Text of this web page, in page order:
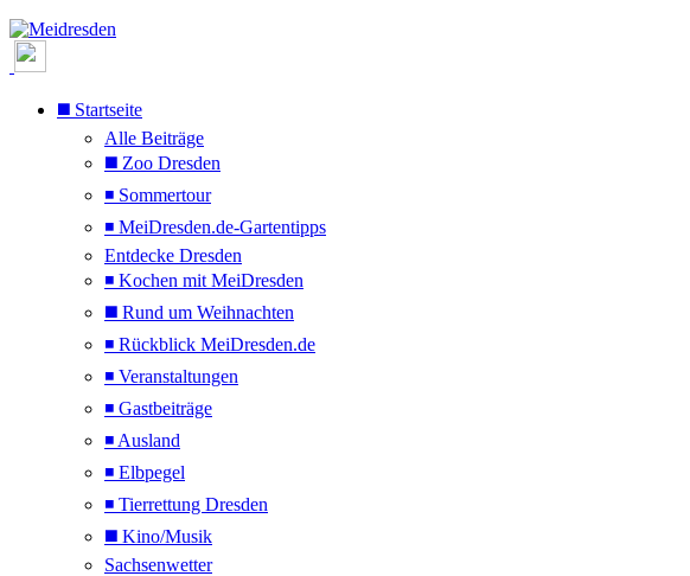
◼️ Startseite
Alle Beiträge
◼️ Zoo Dresden
◾ Sommertour
◾ MeiDresden.de-Gartentipps
Entdecke Dresden
◾ Kochen mit MeiDresden
◼️ Rund um Weihnachten
◾ Rückblick MeiDresden.de
◾ Veranstaltungen
◾ Gastbeiträge
◾ Ausland
◾ Elbpegel
◾ Tierrettung Dresden
◼️ Kino/Musik
Sachsenwetter